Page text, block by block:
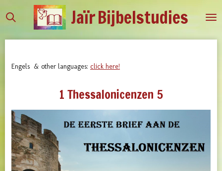
direct
JaïrBijbelstudies
Engels & other languages: click here!
1 Thessalonicenzen 5